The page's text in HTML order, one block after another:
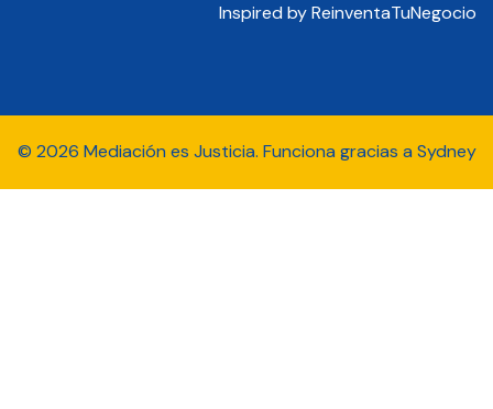
Inspired byReinventaTuNegocio
© 2026 Mediación es Justicia. Funciona gracias aSydney